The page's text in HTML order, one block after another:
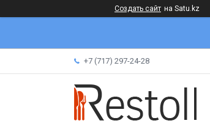
Создать сайт на Satu.kz
+7 (717) 297-24-28